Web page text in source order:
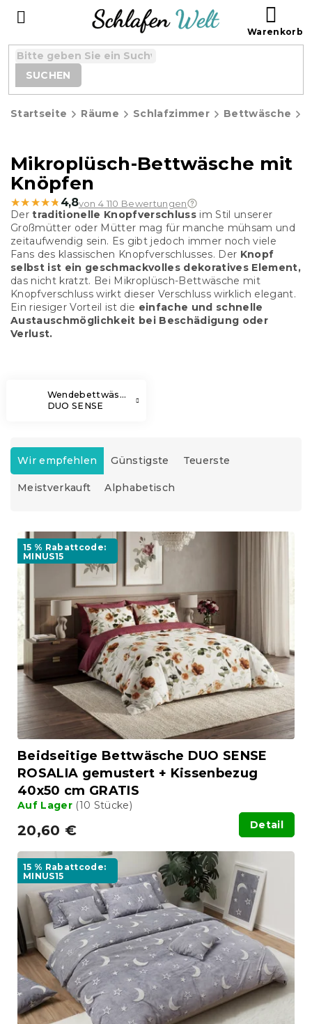
SUCHEN
Startseite Räume Schlafzimmer Bettwäsche
Mikroplüsch-Bettwäsche mit
Knöpfen
★★★★★
★★★★★ 4,8von 4 110 Bewertungen
Dertraditionelle Knopfverschluss im Stil unserer
Großmütter oder Mütter mag für manche mühsam und
zeitaufwendig sein. Es gibt jedoch immer noch viele
Fans des klassischen Knopfverschlusses. Der Knopf
selbst ist ein geschmackvolles dekoratives Element,
das nicht kratzt. Bei Mikroplüsch-Bettwäsche mit
Knopfverschluss wirkt dieser Verschluss wirklich elegant.
Ein riesiger Vorteil ist die einfache und schnelle
Austauschmöglichkeit bei Beschädigung oder
Verlust.
Wendebettwäsche
DUO SENSE
P
o
d
o
e
n
Wir empfehlen Günstigste Teuerste
Meistverkauft Alphabetisch
d
e
d
u
k
e
15 % Rabattcode:
MINUS15
Beidseitige Bettwäsche DUO SENSE
ROSALIA gemustert + Kissenbezug
40x50 cm GRATIS
Auf Lager (10 Stücke)
20,60 € Detail
15 % Rabattcode:
MINUS15